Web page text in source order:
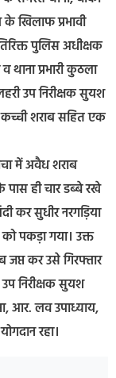
के खिलाफ प्रभावी
पुलिस अधीक्षक
थाना प्रभारी कुठला
उप निरीक्षक सुयश
कच्ची शराब सहित एक
में अवैध शराब
ही चार डब्बे रखे
कर सुधीर नरगड़िया
को पकड़ा गया। उक्त
जप्त कर उसे गिरफ्तार
उप निरीक्षक सुयश
आर. लव उपाध्याय,
रहा।